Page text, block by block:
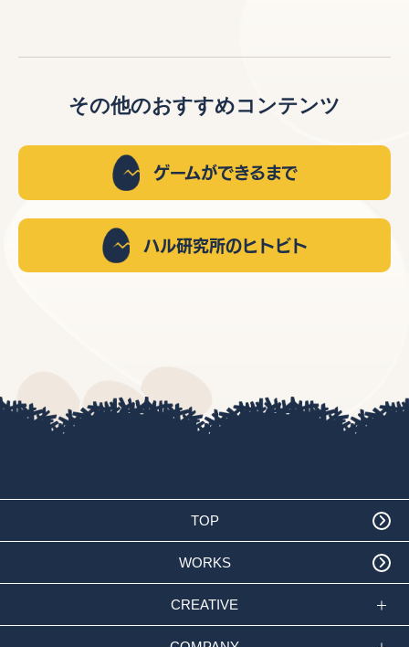
その他のおすすめコンテンツ
ゲームができるまで
ハル研究所のヒトビト
TOP
WORKS
CREATIVE